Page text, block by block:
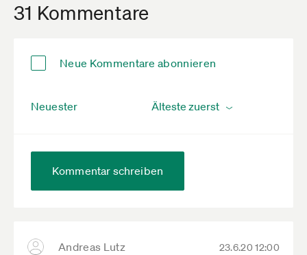
31 Kommentare
Neue Kommentare abonnieren
Neuester
Kommentar schreiben
Andreas Lutz 23.6.20 12:00